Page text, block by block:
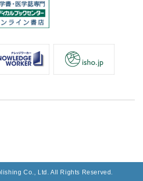
Co., Ltd. All Rights Reserved.